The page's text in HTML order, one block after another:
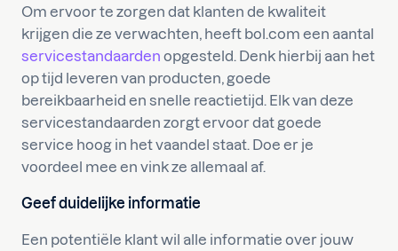
Om ervoor te zorgen dat klanten de kwaliteit
krijgen die ze verwachten, heeft bol.com een aantal
servicestandaarden opgesteld. Denk hierbij aan het
op tijd leveren van producten, goede
bereikbaarheid en snelle reactietijd. Elk van deze
servicestandaarden zorgt ervoor dat goede
service hoog in het vaandel staat. Doe er je
voordeel mee en vink ze allemaal af.
Geef duidelijke informatie
Een potentiële klant wil alle informatie over jouw